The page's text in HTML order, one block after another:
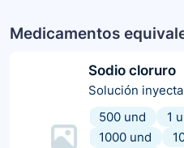
Medicamentos
Sodio cloruro
Solución
500 und
1
1000 und